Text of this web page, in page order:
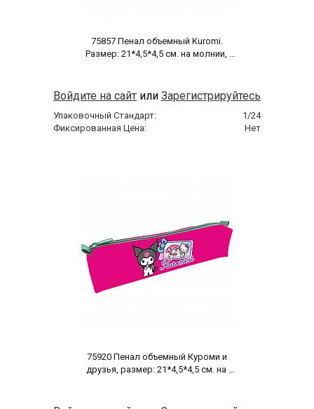
75857 Пенал объемный Kuromi.
Размер: 21*4,5*4,5 см. на молнии,
Войдите на сайт или Зарегистрируйтесь
Упаковочный Стандарт:
1/24
Фиксированная Цена:
Нет
75920 Пенал объемный Куроми и
друзья, размер: 21*4,5*4,5 см. на